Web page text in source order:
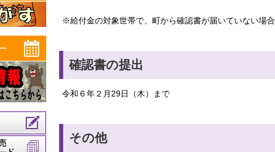
※給付金の対象世帯で、町から確認書が届いていない場
確認書の提出
令和６年２月29日（木）まで
その他